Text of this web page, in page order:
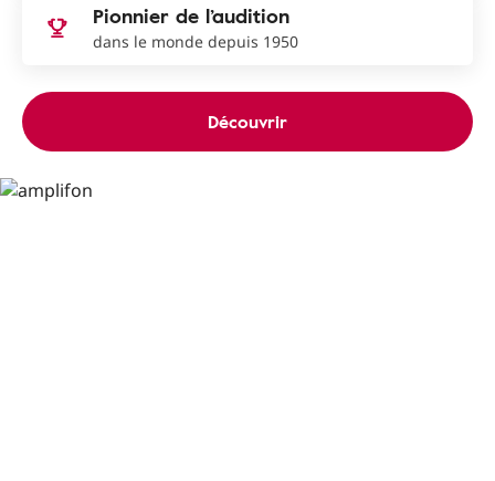
Pionnier de l’audition
dans le monde depuis 1950
Découvrir